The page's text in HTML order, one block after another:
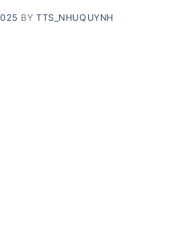
BYTTS_NHUQUYNH